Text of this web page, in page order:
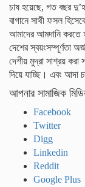
চাষ হয়েছে, গত বছর
বাগানে সাথী ফসল
আমাদের আমদানি করতে
দেশের স্বয়ংসম্পূর্ণতা
দেশীয় মুদ্রা সাশ্রয় করা
দিয়ে যাচ্ছি। এবং
আপনার সামাজিক
Facebook
Twitter
Digg
Linkedin
Reddit
Google Plus